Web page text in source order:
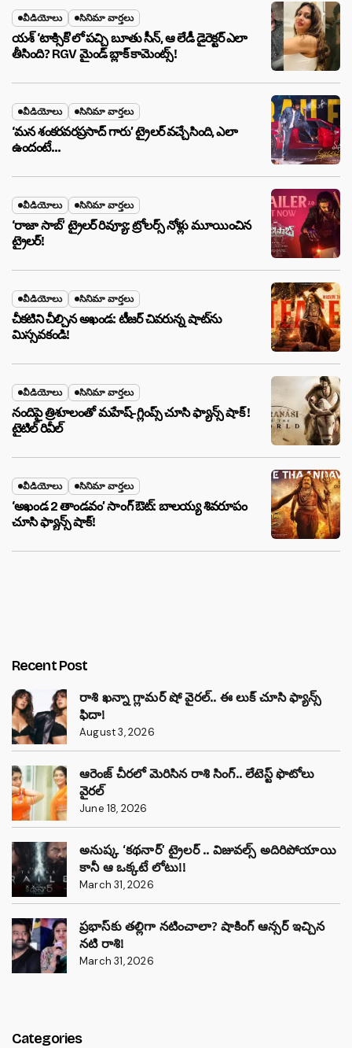
వీడియోలు సినిమా వార్తలు
యశ్ ‘టాక్సిక్’లో పచ్చి బూతు సీన్, ఆ లేడీ డైరెక్టర్ ఎలా
తీసింది? RGV మైండ్ బ్లాక్ కామెంట్స్!
వీడియోలు సినిమా వార్తలు
‘మన శంకరవరప్రసాద్ గారు’ ట్రైలర్ వచ్చేసింది, ఎలా
ఉందంటే…
వీడియోలు సినిమా వార్తలు
‘రాజా సాబ్’ ట్రైలర్ రివ్యూ: ట్రోలర్స్ నోళ్లు మూయించిన
ట్రైలర్!
వీడియోలు సినిమా వార్తలు
చీకటిని చీల్చిన అఖండ: టీజర్ చివరున్న షాట్‌ను
మిస్సవకండి!
వీడియోలు సినిమా వార్తలు
నందిపై త్రిశూలంతో మహేష్-గ్లింప్స్ చూసి ఫ్యాన్స్ షాక్ !
టైటిల్ రివీల్
వీడియోలు సినిమా వార్తలు
‘అఖండ 2 తాండవం’ సాంగ్ ఔట్: బాలయ్య శివరూపం
చూసి ఫ్యాన్స్ షాక్!
Recent Post
రాశి ఖన్నా గ్లామర్ షో వైరల్.. ఈ లుక్ చూసి ఫ్యాన్స్
ఫిదా!
August 3, 2026
ఆరెంజ్ చీరలో మెరిసిన రాశి సింగ్.. లేటెస్ట్ ఫొటోలు
వైరల్
June 18, 2026
అనుష్క ‘కథనార్’ ట్రైలర్ .. విజువల్స్ అదిరిపోయాయి
కానీ ఆ ఒక్కటే లోటు!!
March 31, 2026
ప్రభాస్‌కు తల్లిగా నటించాలా? షాకింగ్ ఆన్సర్ ఇచ్చిన
నటి రాశి!
March 31, 2026
Categories